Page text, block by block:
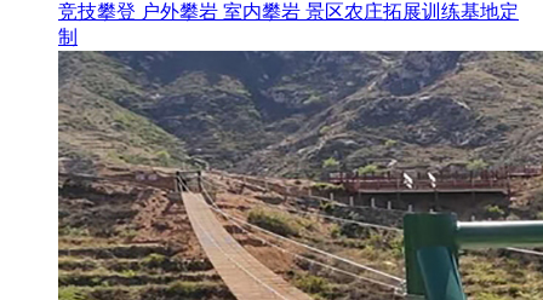
竞技攀登 户外攀岩 室内攀岩 景区农庄拓展训练基地定
制